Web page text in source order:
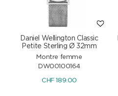
Daniel Wellington Classic
Petite Sterling Ø 32mm
Montre femme
DW00100164
CHF 189.00